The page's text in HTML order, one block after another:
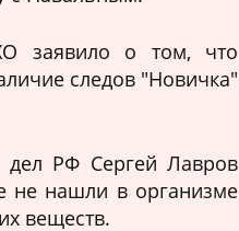
заявило о том, что
следов "Новичка"
дел РФ Сергей Лавров
не нашли в организме
веществ.